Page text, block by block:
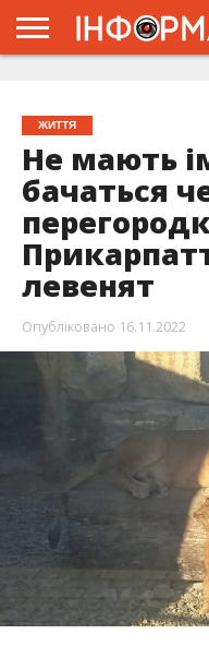
ЖИТТЯ
Не мають
бачаться
левенят
Опубліковано 16.11.2022